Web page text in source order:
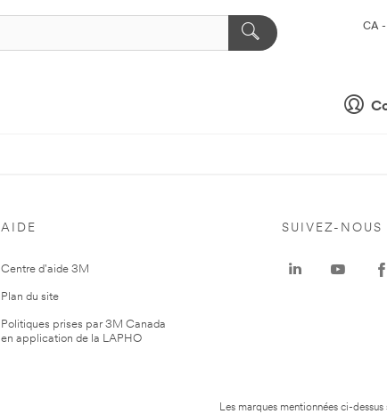
CA -
AIDE
Centre d'aide 3M
Plan du site
Politiques prises par 3M Canada
en application de la LAPHO
SUIVEZ-NOUS
Les marques mentionnées ci-dessus